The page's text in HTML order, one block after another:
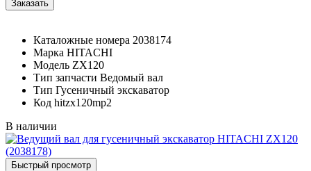
Каталожные номера 2038174
Марка HITACHI
Модель ZX120
Тип запчасти Ведомый вал
Тип Гусеничный экскаватор
Код hitzx120mp2
В наличии